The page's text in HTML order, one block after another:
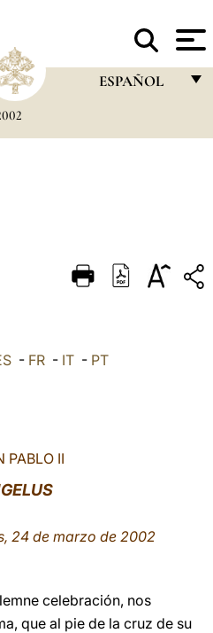
ESPAÑOL
DEUTSCH
العربيّة - FR - IT - PT
PABLO II
24 de marzo de 2002
celebración, nos
que al pie de la cruz de su